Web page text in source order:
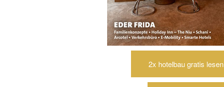
2x hotelbau gratis lesen